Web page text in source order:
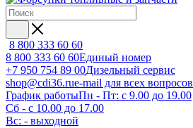
8 800 333 60 60
8 800 333 60 60Единый номер
+7 950 754 89 00Дизельный сервис
shop@cdi36.rue-mail для всех вопросов
График работыПн - Пт: с 9.00 до 19.00
Сб - с 10.00 до 17.00
Вс: - выходной